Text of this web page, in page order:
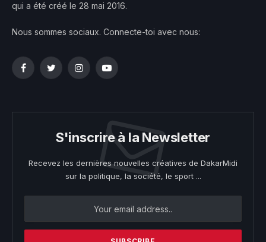
qui a été créé le 28 mai 2016.
Nous sommes sociaux. Connecte-toi avec nous:
FacebookTwitterInstagramYouTube
S'inscrire à la Newsletter
Recevez les dernières nouvelles créatives de DakarMidi
sur la politique, la société, le sport ...